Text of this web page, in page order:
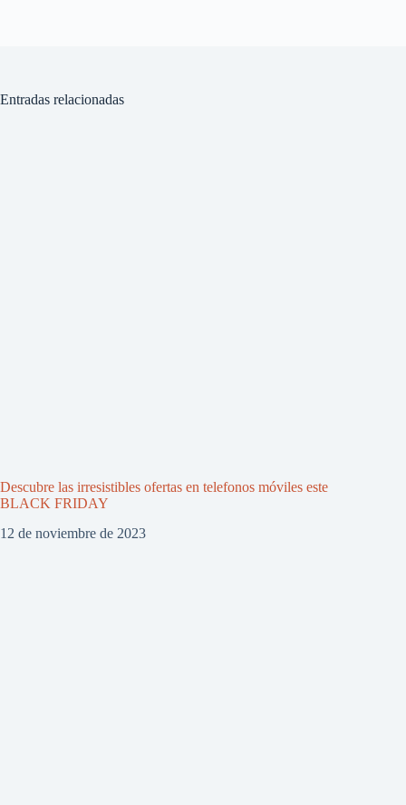
Entradas relacionadas
Descubre las irresistibles ofertas en telefonos móviles este
BLACK FRIDAY
12 de noviembre de 2023